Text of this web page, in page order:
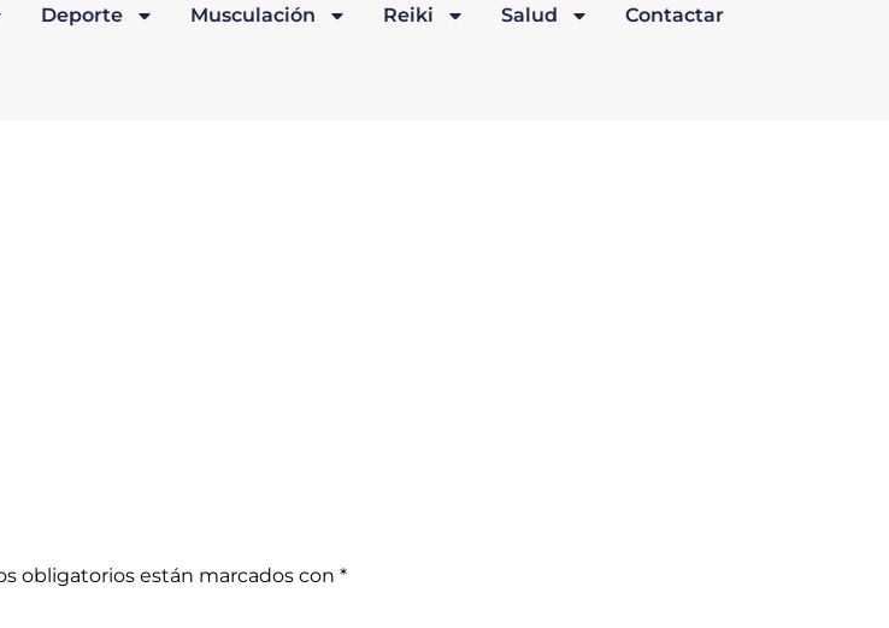
Deporte Musculación Reiki Salud Contactar
obligatorios están marcados con *